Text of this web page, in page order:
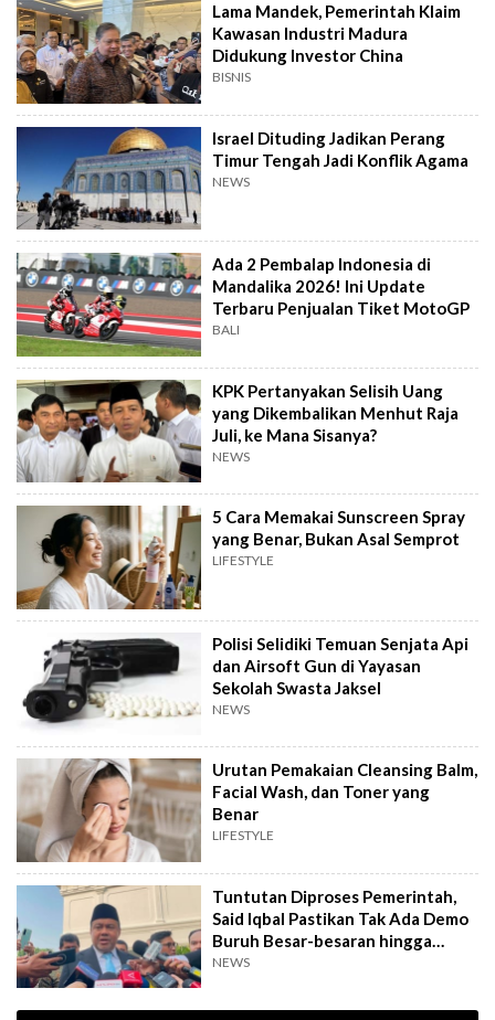
Lama Mandek, Pemerintah Klaim
Kawasan Industri Madura
Didukung Investor China
BISNIS
Israel Dituding Jadikan Perang
Timur Tengah Jadi Konflik Agama
NEWS
Ada 2 Pembalap Indonesia di
Mandalika 2026! Ini Update
Terbaru Penjualan Tiket MotoGP
BALI
KPK Pertanyakan Selisih Uang
yang Dikembalikan Menhut Raja
Juli, ke Mana Sisanya?
NEWS
5 Cara Memakai Sunscreen Spray
yang Benar, Bukan Asal Semprot
LIFESTYLE
Polisi Selidiki Temuan Senjata Api
dan Airsoft Gun di Yayasan
Sekolah Swasta Jaksel
NEWS
Urutan Pemakaian Cleansing Balm,
Facial Wash, dan Toner yang
Benar
LIFESTYLE
Tuntutan Diproses Pemerintah,
Said Iqbal Pastikan Tak Ada Demo
Buruh Besar-besaran hingga
September
NEWS